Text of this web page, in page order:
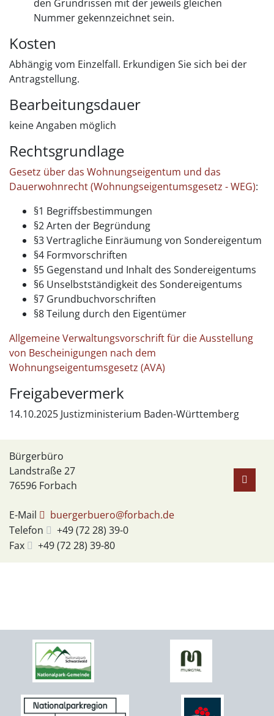
den Grundrissen mit der jeweils gleichen
Nummer gekennzeichnet sein.
Kosten
Abhängig vom Einzelfall. Erkundigen Sie sich bei der
Antragstellung.
Bearbeitungsdauer
keine Angaben möglich
Rechtsgrundlage
Gesetz über das Wohnungseigentum und das
Dauerwohnrecht (Wohnungseigentumsgesetz - WEG):
§1 Begriffsbestimmungen
§2 Arten der Begründung
§3 Vertragliche Einräumung von Sondereigentum
§4 Formvorschriften
§5 Gegenstand und Inhalt des Sondereigentums
§6 Unselbstständigkeit des Sondereigentums
§7 Grundbuchvorschriften
§8 Teilung durch den Eigentümer
Allgemeine Verwaltungsvorschrift für die Ausstellung
von Bescheinigungen nach dem
Wohnungseigentumsgesetz (AVA)
Freigabevermerk
14.10.2025 Justizministerium Baden-Württemberg
Bürgerbüro
Landstraße 27
76596 Forbach
E-Mail
buergerbuero@forbach.de
Telefon
+49 (7228) 39-0
Fax
+49 (7228) 39-80